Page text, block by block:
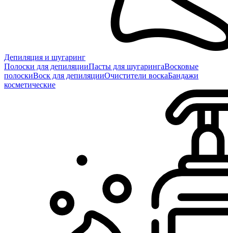
Депиляция и шугаринг
Полоски для депиляцииПасты для шугарингаВосковые
полоскиВоск для депиляцииОчистители воскаБандажи
косметические